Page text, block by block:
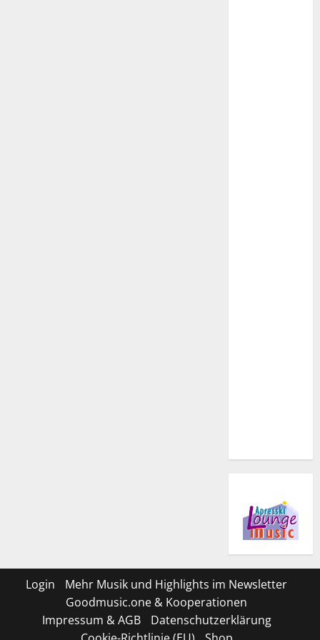
Login
Mehr Musik und Highlights im Newsletter
Goodmusic.one & Kooperationen
Impressum & AGB
Datenschutzerklärung